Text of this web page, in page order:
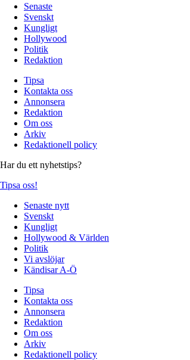
Senaste
Svenskt
Kungligt
Hollywood
Politik
Redaktion
Tipsa
Kontakta oss
Annonsera
Redaktion
Om oss
Arkiv
Redaktionell policy
Har du ett nyhetstips?
Tipsa oss!
Senaste nytt
Svenskt
Kungligt
Hollywood & Världen
Politik
Vi avslöjar
Kändisar A-Ö
Tipsa
Kontakta oss
Annonsera
Redaktion
Om oss
Arkiv
Redaktionell policy